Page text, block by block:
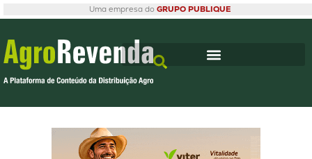
Uma empresa do GRUPO PUBLIQUE